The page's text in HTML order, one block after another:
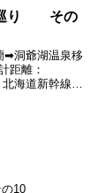
り その
➡洞爺湖温泉移
離：
海道新幹線の
10